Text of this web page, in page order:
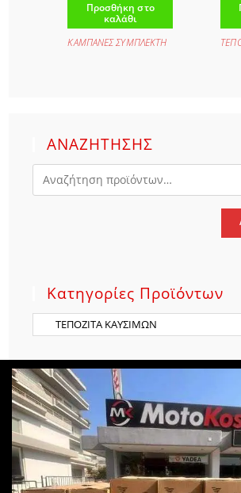
Προσθήκη στο
καλάθι
ΚΑΜΠΑΝΕΣ ΣΥΜΠΛΕΚΤΗ
ΑΝΑΖΗΤΗΣΗΣ
Κατηγορίες Προϊόντων